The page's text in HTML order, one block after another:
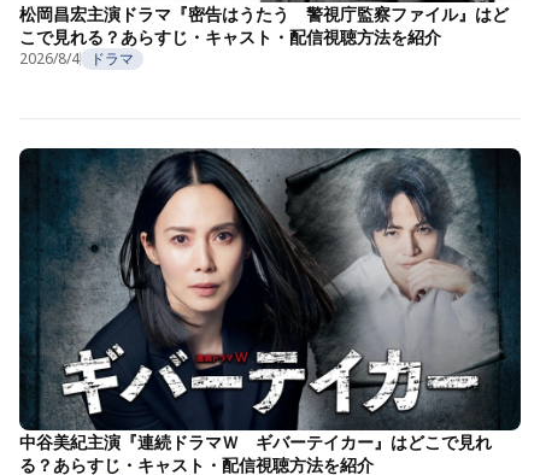
松岡昌宏主演ドラマ『密告はうたう 警視庁監察ファイル』はど
こで見れる？あらすじ・キャスト・配信視聴方法を紹介
2026/8/4 ドラマ
中谷美紀主演『連続ドラマＷ ギバーテイカー』はどこで見れ
る？あらすじ・キャスト・配信視聴方法を紹介